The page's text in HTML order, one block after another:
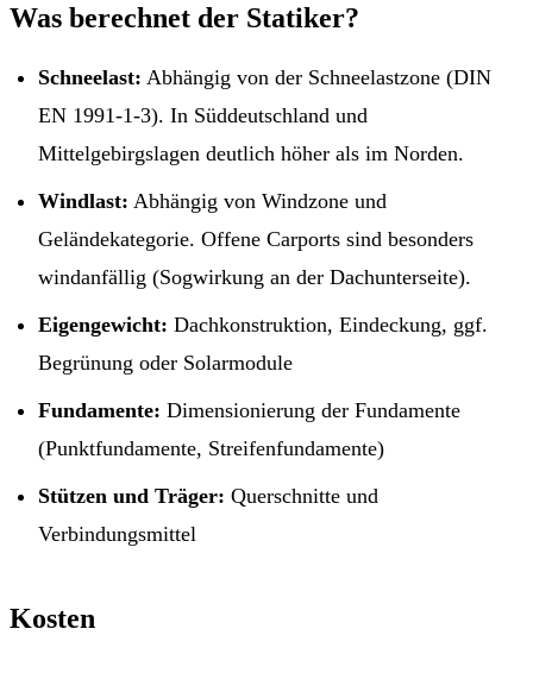
Was berechnet der Statiker?
Schneelast: Abhängig von der Schneelastzone (DIN
EN 1991-1-3). In Süddeutschland und
Mittelgebirgslagen deutlich höher als im Norden.
Windlast: Abhängig von Windzone und
Geländekategorie. Offene Carports sind besonders
windanfällig (Sogwirkung an der Dachunterseite).
Eigengewicht: Dachkonstruktion, Eindeckung, ggf.
Begrünung oder Solarmodule
Fundamente: Dimensionierung der Fundamente
(Punktfundamente, Streifenfundamente)
Stützen und Träger: Querschnitte und
Verbindungsmittel
Kosten